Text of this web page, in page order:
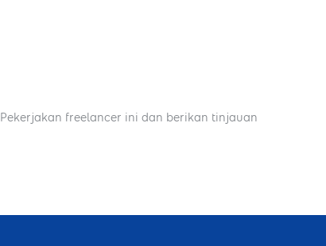
Pekerjakan freelancer ini dan berikan tinjauan